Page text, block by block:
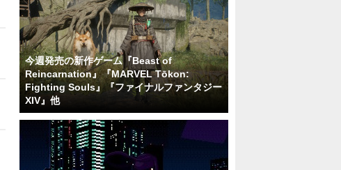
今週発売の新作ゲーム『Beast of
Reincarnation』『MARVEL Tōkon:
Fighting Souls』『ファイナルファンタジー
XIV』他